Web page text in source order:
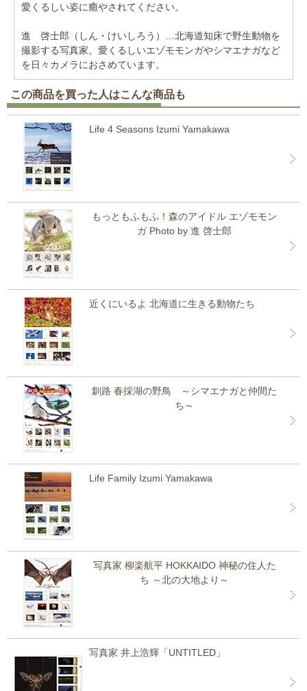
愛くるしい姿に癒やされてください。
進 啓士郎（しん・けいしろう）…北海道知床で野生動物を
撮影する写真家。愛くるしいエゾモモンガやシマエナガなど
を日々カメラにおさめています。
この商品を買った人はこんな商品も
Life 4 Seasons Izumi Yamakawa
もっともふもふ！森のアイドル エゾモモン
ガ Photo by 進 啓士郎
近くにいるよ 北海道に生きる動物たち
釧路 春採湖の野鳥 ～シマエナガと仲間た
ち～
Life Family Izumi Yamakawa
写真家 柳楽航平 HOKKAIDO 神秘の住人た
ち ～北の大地より～
写真家 井上浩輝「UNTITLED」